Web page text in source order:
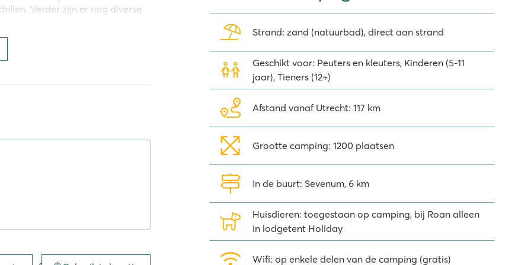
Verder zijn er nog diverse
Op loopafstand van de
dat een compleet dagje uit
Games met pool en darts.
Sevenum. Hier bevinden zich in
in een heerlijk autovrije zone.
op de camping, lekker rustig
Strand: zand (natuurbad), direct aan strand
Geschikt voor: Peuters en kleuters, Kinderen (5-11
jaar), Tieners (12+)
Afstand vanaf Utrecht: 117 km
Grootte camping: 1200 plaatsen
In de buurt: Sevenum, 6 km
Huisdieren: toegestaan op camping, bij Roan alleen
in lodgetent Holiday
Wifi: op enkele delen van de camping (gratis)